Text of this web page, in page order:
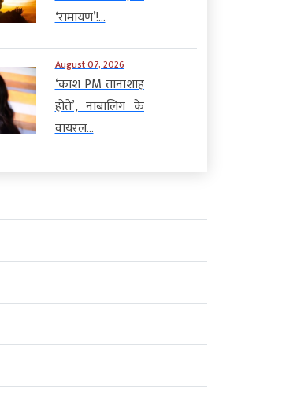
‘रामायण’!...
August 07, 2026
‘काश PM तानाशाह
होते’, नाबालिग के
वायरल...